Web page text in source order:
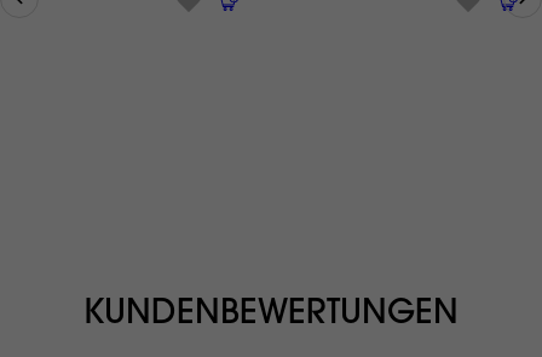
KUNDENBEWERTUNGEN